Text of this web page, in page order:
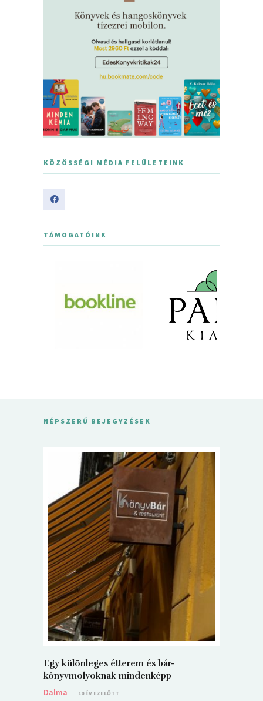
KÖZÖSSÉGI MÉDIA FELÜLETEINK
TÁMOGATÓINK
NÉPSZERŰ BEJEGYZÉSEK
Egy különleges étterem és bár-
könyvmolyoknak mindenképp
Dalma
10 ÉV EZELŐTT